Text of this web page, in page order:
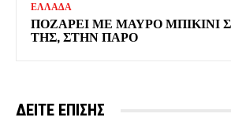
ΕΛΛΑΔΑ
ΠΟΖΑΡΕΙ ΜΕ ΜΑΥΡΟ ΜΠΙΚΙΝΙ
ΤΗΣ, ΣΤΗΝ ΠΑΡΟ
ΔΕΙΤΕ ΕΠΙΣΗΣ